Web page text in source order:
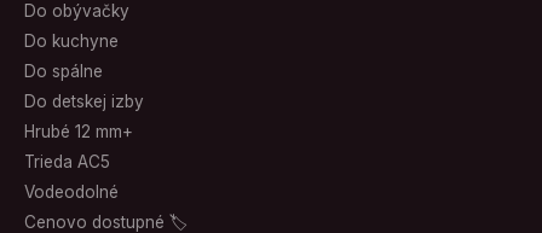
Do obývačky
Do kuchyne
Do spálne
Do detskej izby
Hrubé 12 mm+
Trieda AC5
Vodeodolné
Cenovo dostupné 🏷